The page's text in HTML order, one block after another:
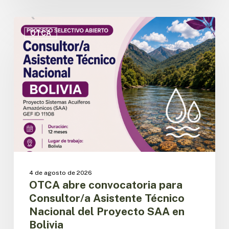
OTCA
OTCA
abre
convocatoria
para
Consultor/a
Asistente
Técnico
Nacional
del
Proyecto
SAA
4 de agosto de 2026
OTCA abre convocatoria para
Consultor/a Asistente Técnico
Nacional del Proyecto SAA en
Bolivia